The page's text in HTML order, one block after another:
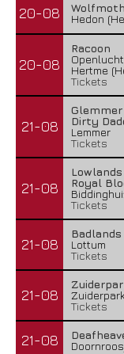
20-08
Hedon
20-08
Racoon
Hertme
Tickets
21-08
Glemmer
Dirty
Lemmer
Tickets
21-08
Royal
Tickets
21-08
Lottum
Tickets
21-08
Tickets
21-08